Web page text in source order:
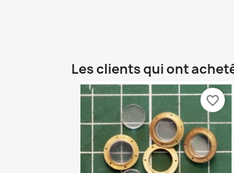
Les clients qui ont
favorite_border